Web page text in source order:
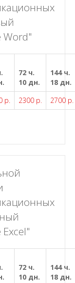
Word"
72 ч.
10 дн.
144 ч.
18 дн.
р. 2300 р. 2700 р.
72 ч.
10 дн.
144 ч.
18 дн.